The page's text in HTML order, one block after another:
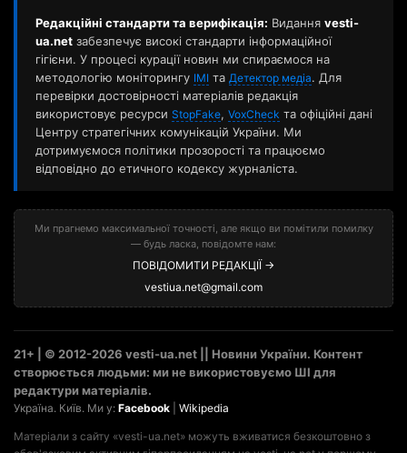
Редакційні стандарти та верифікація: Видання vesti-
ua.net забезпечує високі стандарти інформаційної
гігієни. У процесі курації новин ми спираємося на
методологію моніторингу ІМІ та Детектор медіа. Для
перевірки достовірності матеріалів редакція
використовує ресурси StopFake, VoxCheck та офіційні дані
Центру стратегічних комунікацій України. Ми
дотримуємося політики прозорості та працюємо
відповідно до етичного кодексу журналіста.
Ми прагнемо максимальної точності, але якщо ви помітили помилку
— будь ласка, повідомте нам:
ПОВІДОМИТИ РЕДАКЦІЇ →
vestiua.net@gmail.com
21+ | © 2012-2026 vesti-ua.net || Новини України. Контент
створюється людьми: ми не використовуємо ШІ для
редактури матеріалів.
Україна. Київ. Ми у: Facebook Wikipedia
Матеріали з сайту «vesti-ua.net» можуть вживатися безкоштовно з